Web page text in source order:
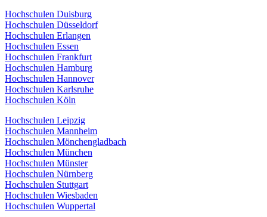
Hochschulen Duisburg
Hochschulen Düsseldorf
Hochschulen Erlangen
Hochschulen Essen
Hochschulen Frankfurt
Hochschulen Hamburg
Hochschulen Hannover
Hochschulen Karlsruhe
Hochschulen Köln
Hochschulen Leipzig
Hochschulen Mannheim
Hochschulen Mönchengladbach
Hochschulen München
Hochschulen Münster
Hochschulen Nürnberg
Hochschulen Stuttgart
Hochschulen Wiesbaden
Hochschulen Wuppertal